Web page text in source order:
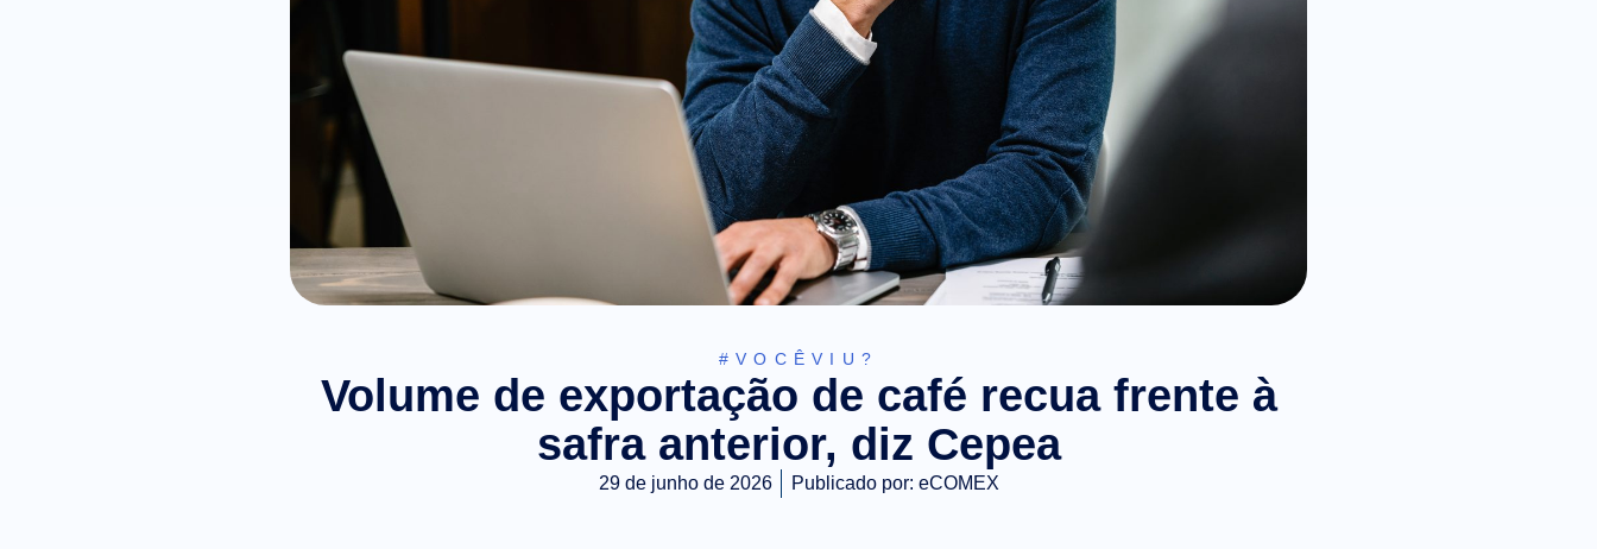
#VOCÊVIU?
Volume de exportação de café recua frente à
safra anterior, diz Cepea
29 de junho de 2026 Publicado por: eCOMEX